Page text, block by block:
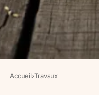
Accueil›Travaux